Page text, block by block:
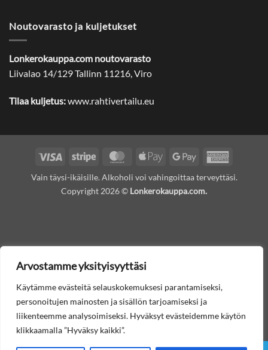
Arvostamme yksityisyyttäsi
Käytämme evästeitä selauskokemuksesi parantamiseksi,
personoitujen mainosten ja sisällön tarjoamiseksi ja
liikenteemme analysoimiseksi. Hyväksyt evästeidemme käytön
klikkaamalla ”Hyväksy kaikki”.
Noutovarasto ja kuljetukset
Lonkerokauppa.com noutovarasto
Liivalao 14/129 Tallinn 11216, Viro
Tilaa kuljetus:www.rahtivertailu.eu
Visa Stripe MasterCardApple
Google
Vain täysi-ikäisille. Alkoholi voi vahingoittaa terveyttäsi.
Copyright 2026 © Lonkerokauppa.com.